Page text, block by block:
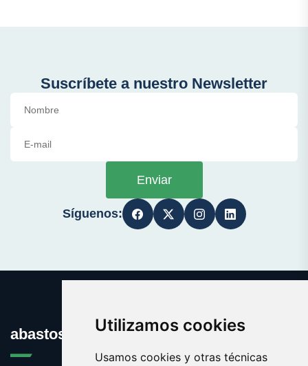
Utilizamos cookies
Usamos cookies y otras técnicas
Suscríbete a nuestro Newsletter
Enviar
Síguenos:
abastos.es